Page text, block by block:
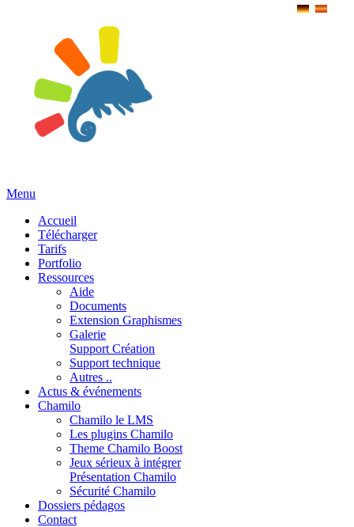
Menu
Accueil
Télécharger
Tarifs
Portfolio
Ressources
Aide
Documents
Extension Graphismes
Galerie
Support Création
Support technique
Autres ..
Actus & événements
Chamilo
Chamilo le LMS
Les plugins Chamilo
Theme Chamilo Boost
Jeux sérieux à intégrer
Présentation Chamilo
Sécurité Chamilo
Dossiers pédagos
Contact